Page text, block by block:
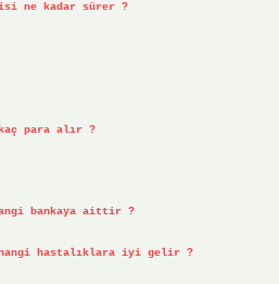
ne kadar sürer ?
kaç para alır ?
bankaya aittir ?
hangi hastalıklara iyi gelir ?